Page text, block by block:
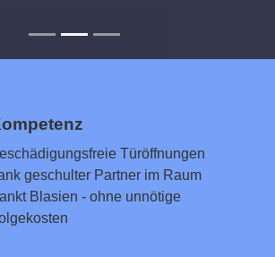
Türöffnungen
geschulter Partner im Raum
Blasien - ohne unnötige